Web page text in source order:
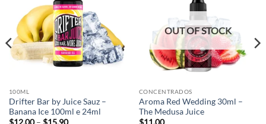
100ML
Drifter Bar by Juice Sauz –
Banana Ice 100ml e 24ml
Price
OUT OF STOCK
CONCENTRADOS
Aroma Red Wedding 30ml –
The Medusa Juice